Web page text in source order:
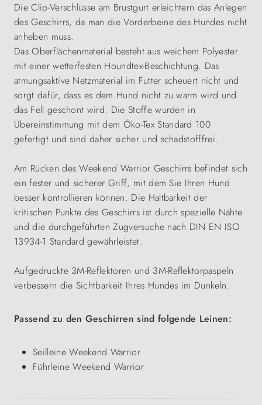
Die Clip-Verschlüsse am Brustgurt erleichtern das Anlegen
des Geschirrs, da man die Vorderbeine des Hundes nicht
anheben muss.
Das Oberflächenmaterial besteht aus weichem Polyester
mit einer wetterfesten Houndtex-Beschichtung. Das
atmungsaktive Netzmaterial im Futter scheuert nicht und
sorgt dafür, dass es dem Hund nicht zu warm wird und
das Fell geschont wird. Die Stoffe wurden in
Übereinstimmung mit dem Öko-Tex Standard 100
gefertigt und sind daher sicher und schadstofffrei.
Am Rücken des Weekend Warrior Geschirrs befindet sich
ein fester und sicherer Griff, mit dem Sie Ihren Hund
besser kontrollieren können. Die Haltbarkeit der
kritischen Punkte des Geschirrs ist durch spezielle Nähte
und die durchgeführten Zugversuche nach DIN EN ISO
13934-1 Standard gewährleistet.
Aufgedruckte 3M-Reflektoren und 3M-Reflektorpaspeln
verbessern die Sichtbarkeit Ihres Hundes im Dunkeln.
Passend zu den Geschirren sind folgende Leinen:
Seilleine Weekend Warrior
Führleine Weekend Warrior